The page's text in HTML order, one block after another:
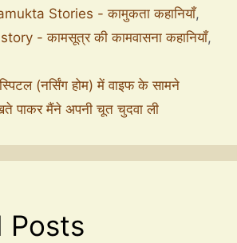
Stories - कामुकता कहानियाँ,
- कामसूत्र की कामवासना कहानियाँ,
(नर्सिंग होम) में वाइफ के सामने
पाकर मैंने अपनी चूत चुदवा ली
Posts